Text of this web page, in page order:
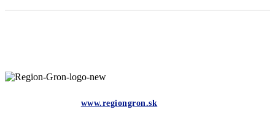
www.regiongron.sk